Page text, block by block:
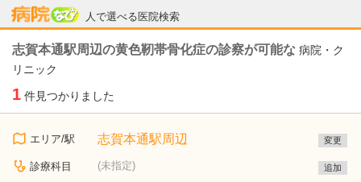
人で選べる医院検索
病院なび
志賀本通駅周辺の黄色靭帯骨化症の診察が可能な 病院・ク
リニック
1 件見つかりました
エリア/駅 志賀本通駅周辺 変更
診療科目 (未指定) 追加